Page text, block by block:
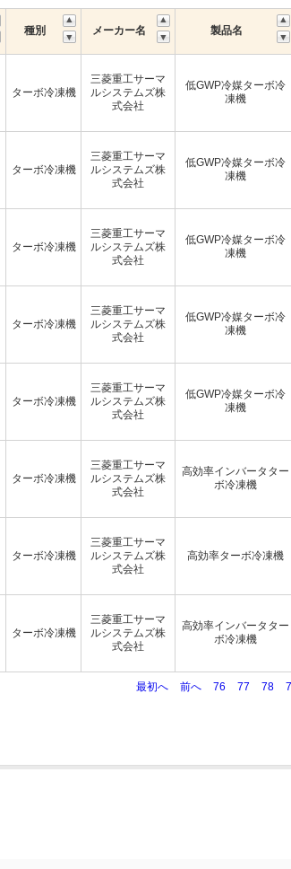
種別 メーカー名 製品名
ターボ冷凍機
三菱重工サーマ
ルシステムズ株
式会社
低GWP冷媒ターボ冷
凍機
ターボ冷凍機
三菱重工サーマ
ルシステムズ株
式会社
低GWP冷媒ターボ冷
凍機
ターボ冷凍機
三菱重工サーマ
ルシステムズ株
式会社
低GWP冷媒ターボ冷
凍機
ターボ冷凍機
三菱重工サーマ
ルシステムズ株
式会社
低GWP冷媒ターボ冷
凍機
ターボ冷凍機
三菱重工サーマ
ルシステムズ株
式会社
低GWP冷媒ターボ冷
凍機
ターボ冷凍機
三菱重工サーマ
ルシステムズ株
式会社
高効率インバータター
ボ冷凍機
ターボ冷凍機
三菱重工サーマ
ルシステムズ株
式会社
高効率ターボ冷凍機
ターボ冷凍機
三菱重工サーマ
ルシステムズ株
式会社
高効率インバータター
ボ冷凍機
最初へ 前へ 76 77 78